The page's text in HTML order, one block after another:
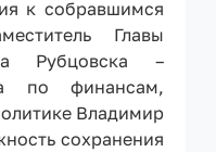
к собравшимся
Главы
Рубцовска –
по финансам,
Владимир
сохранения